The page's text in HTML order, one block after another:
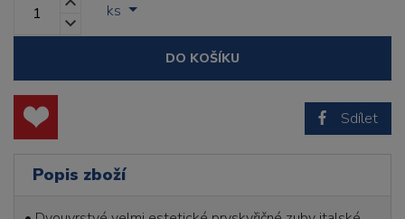
ks
DO KOŠÍKU
Sdílet
Popis zboží